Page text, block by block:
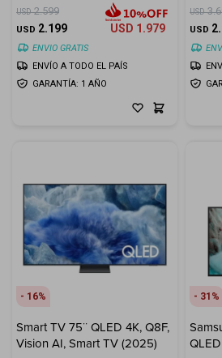
USD 2.599
USD 2.199 USD 1.979
ENVIO GRATIS
GARANTÍA: 1 AÑO
ENVÍO A TODO EL PAÍS
USD
USD
16
Smart TV 75¨ QLED 4K, Q8F,
Vision AI, Smart TV (2025)
31